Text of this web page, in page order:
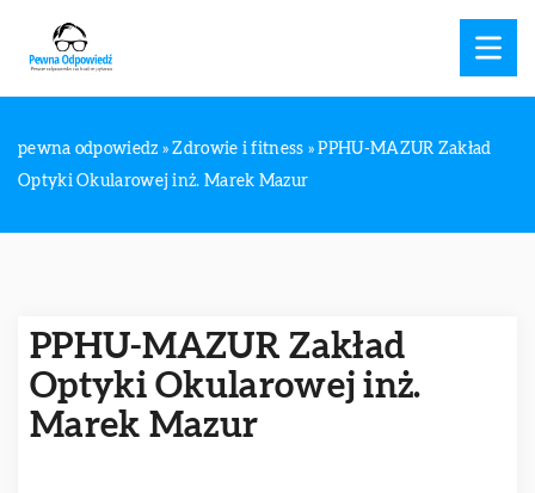
pewna odpowiedz »Zdrowie i fitness »PPHU-MAZUR Zakład
Optyki Okularowej inż. Marek Mazur
PPHU-MAZUR Zakład
Optyki Okularowej inż.
Marek Mazur